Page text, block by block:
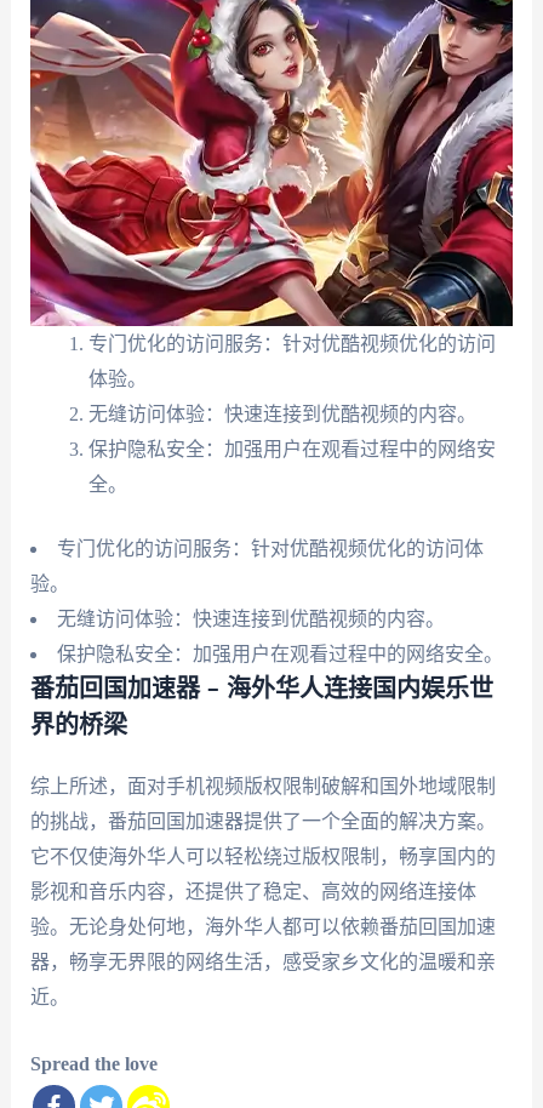
专门优化的访问服务：针对优酷视频优化的访问
体验。
无缝访问体验：快速连接到优酷视频的内容。
保护隐私安全：加强用户在观看过程中的网络安
全。
专门优化的访问服务：针对优酷视频优化的访问体
验。
无缝访问体验：快速连接到优酷视频的内容。
保护隐私安全：加强用户在观看过程中的网络安全。
番茄回国加速器 – 海外华人连接国内娱乐世
界的桥梁
综上所述，面对手机视频版权限制破解和国外地域限制
的挑战，番茄回国加速器提供了一个全面的解决方案。
它不仅使海外华人可以轻松绕过版权限制，畅享国内的
影视和音乐内容，还提供了稳定、高效的网络连接体
验。无论身处何地，海外华人都可以依赖番茄回国加速
器，畅享无界限的网络生活，感受家乡文化的温暖和亲
近。
Spread the love